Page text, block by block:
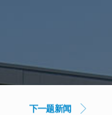
下一题新闻